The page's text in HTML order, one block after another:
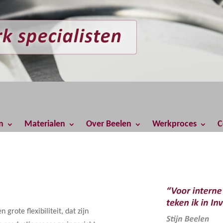
Materialen Over Beelen Werkproces
Materialen Over Beelen Werkproces
grote flexibiliteit, dat zijn